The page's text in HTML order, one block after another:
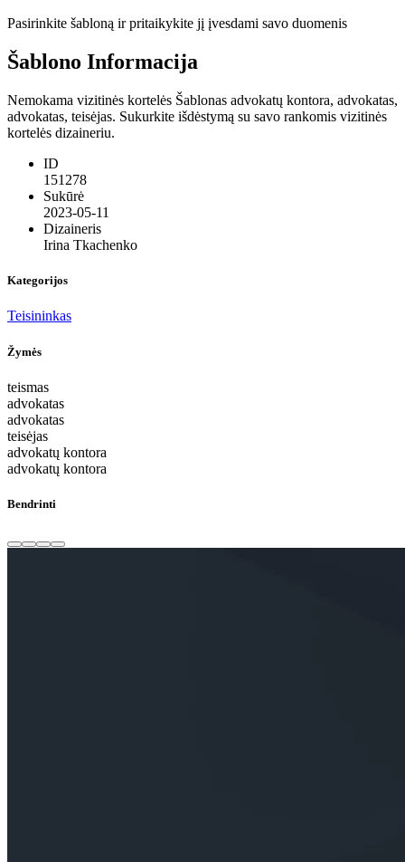
Pasirinkite šabloną ir pritaikykite jį įvesdami savo duomenis
Šablono Informacija
Nemokama vizitinės kortelės Šablonas advokatų kontora, advokatas,
advokatas, teisėjas. Sukurkite išdėstymą su savo rankomis vizitinės
kortelės dizaineriu.
ID
151278
Sukūrė
2023-05-11
Dizaineris
Irina Tkachenko
Kategorijos
Teisininkas
Žymės
teismas
advokatas
advokatas
teisėjas
advokatų kontora
advokatų kontora
Bendrinti